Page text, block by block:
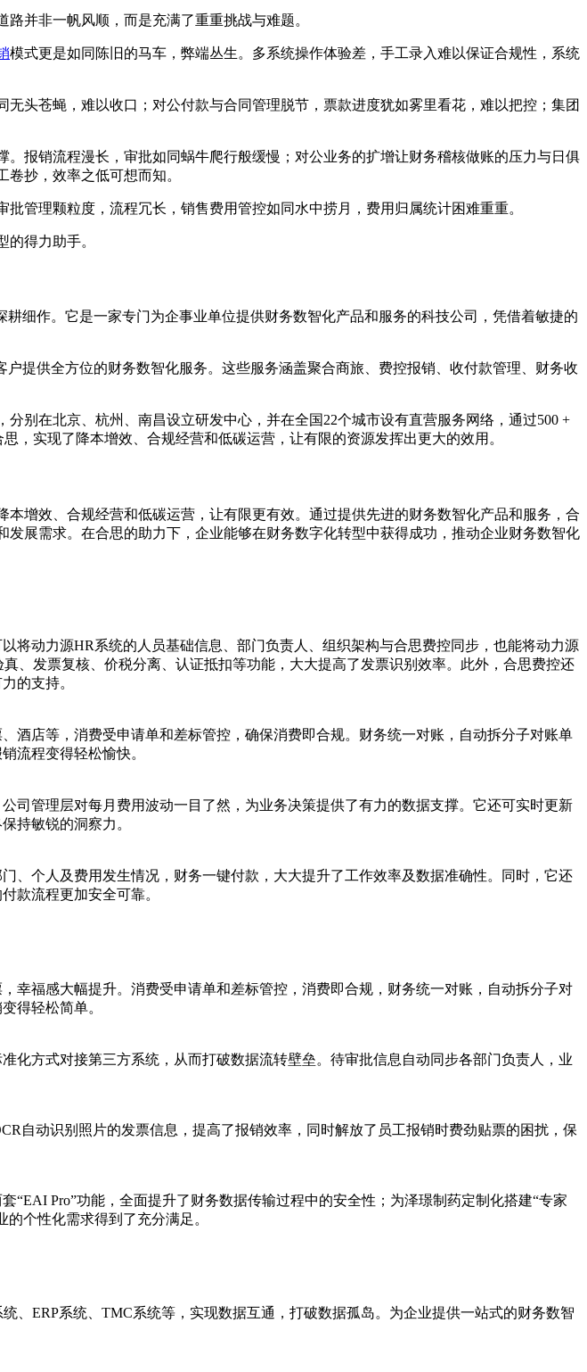
并非一帆风顺，而是充满了重重挑战与难题。
模式更是如同陈旧的马车，弊端丛生。多系统操作体验差，手工录入难以保证合规性，系统
头苍蝇，难以收口；对公付款与合同管理脱节，票款进度犹如雾里看花，难以把控；集团
报销流程漫长，审批如同蜗牛爬行般缓慢；对公业务的扩增让财务稽核做账的压力与日俱
抄，效率之低可想而知。
管理颗粒度，流程冗长，销售费用管控如同水中捞月，费用归属统计困难重重。
得力助手。
细作。它是一家专门为企事业单位提供财务数智化产品和服务的科技公司，凭借着敏捷的
提供全方位的财务数智化服务。这些服务涵盖聚合商旅、费控报销、收付款管理、财务收
别在北京、杭州、南昌设立研发中心，并在全国22个城市设有直营服务网络，通过500 +
，实现了降本增效、合规经营和低碳运营，让有限的资源发挥出更大的效用。
增效、合规经营和低碳运营，让有限更有效。通过提供先进的财务数智化产品和服务，合
展需求。在合思的助力下，企业能够在财务数字化转型中获得成功，推动企业财务数智化
将动力源HR系统的人员基础信息、部门负责人、组织架构与合思费控同步，也能将动力源
、发票复核、价税分离、认证抵扣等功能，大大提高了发票识别效率。此外，合思费控还
的支持。
酒店等，消费受申请单和差标管控，确保消费即合规。财务统一对账，自动拆分子对账单
流程变得轻松愉快。
司管理层对每月费用波动一目了然，为业务决策提供了有力的数据支撑。它还可实时更新
持敏锐的洞察力。
、个人及费用发生情况，财务一键付款，大大提升了工作效率及数据准确性。同时，它还
款流程更加安全可靠。
幸福感大幅提升。消费受申请单和差标管控，消费即合规，财务统一对账，自动拆分子对
得轻松简单。
化方式对接第三方系统，从而打破数据流转壁垒。待审批信息自动同步各部门负责人，业
自动识别照片的发票信息，提高了报销效率，同时解放了员工报销时费劲贴票的困扰，保
Pro”功能，全面提升了财务数据传输过程中的安全性；为泽璟制药定制化搭建“专家
个性化需求得到了充分满足。
、ERP系统、TMC系统等，实现数据互通，打破数据孤岛。为企业提供一站式的财务数智